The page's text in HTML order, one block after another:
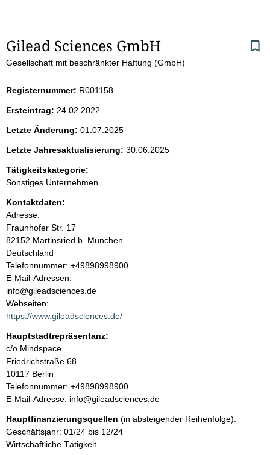
S
e
i
t
e
n
i
n
h
a
l
t
Gilead Sciences GmbH
Gesellschaft mit beschränkter Haftung (GmbH)
Registernummer: R001158
Ersteintrag: 24.02.2022
Letzte Änderung: 01.07.2025
Letzte Jahresaktualisierung: 30.06.2025
Tätigkeitskategorie:
Sonstiges Unternehmen
Kontaktdaten:
Adresse:
Fraunhofer Str. 17
82152 Martinsried b. München
Deutschland
K
o
n
t
a
t
i
n
f
o
r
m
a
t
Telefonnummer: +49898998900
E-Mail-Adressen:
info@gileadsciences.de
Webseiten:
https://www.gileadsciences.de/
Hauptstadtrepräsentanz:
A
d
r
e
s
e
c/o Mindspace
Friedrichstraße 68
10117 Berlin
K
o
t
a
k
Telefonnummer: +49898998900
E-Mail-Adresse: info@gileadsciences.de
Hauptfinanzierungsquellen (in absteigender Reihenfolge):
Geschäftsjahr: 01/24 bis 12/24
Wirtschaftliche Tätigkeit